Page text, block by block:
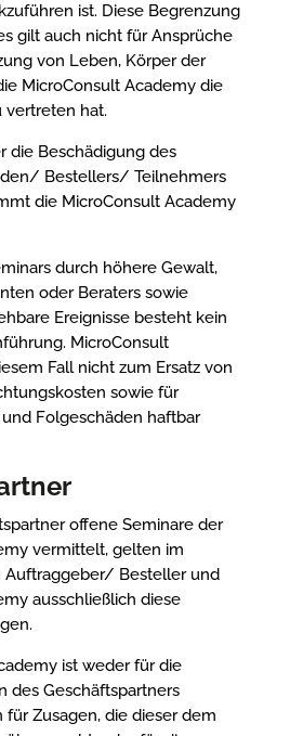
ist. Diese Begrenzung
gilt auch nicht für Ansprüche
von Leben, Körper der
MicroConsult Academy die
vertreten hat.
die Beschädigung des
Bestellers/ Teilnehmers
die MicroConsult Academy
durch höhere Gewalt,
oder Beraters sowie
Ereignisse besteht kein
MicroConsult
Fall nicht zum Ersatz von
sowie für
Folgeschäden haftbar
offene Seminare der
vermittelt, gelten im
Auftraggeber/ Besteller und
ausschließlich diese
ist weder für die
des Geschäftspartners
Zusagen, die dieser dem